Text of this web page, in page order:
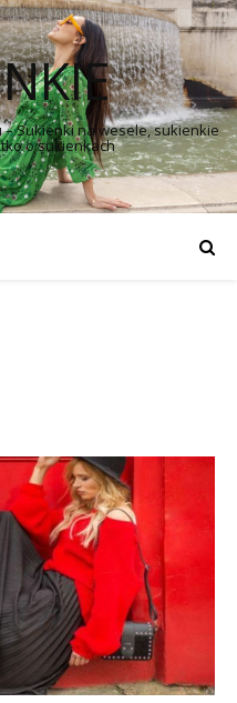
Sukienki na wesele, sukienkie
o sukienkach